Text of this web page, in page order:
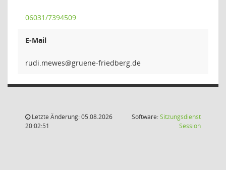
06031/7394509
E-Mail
sewem
Letzte Änderung: 05.08.2026
20:02:51
Software:Sitzungsdienst
Session(Wird in